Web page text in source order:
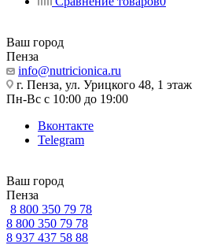
Ваш город
Пенза
info@nutricionica.ru
г. Пенза, ул. Урицкого 48, 1 этаж
Пн-Вс с 10:00 до 19:00
Вконтакте
Telegram
Ваш город
Пенза
8 800 350 79 78
8 800 350 79 78
8 937 437 58 88